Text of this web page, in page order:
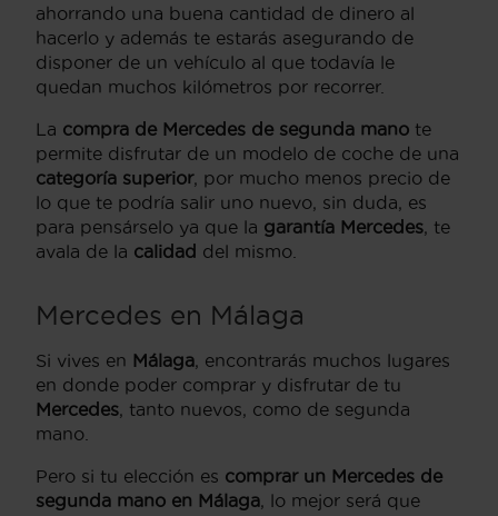
ahorrando una buena cantidad de dinero al
hacerlo y además te estarás asegurando de
disponer de un vehículo al que todavía le
quedan muchos kilómetros por recorrer.
La compra de Mercedes de segunda mano te
permite disfrutar de un modelo de coche de una
categoría superior, por mucho menos precio de
lo que te podría salir uno nuevo, sin duda, es
para pensárselo ya que la garantía Mercedes , te
avala de la calidad del mismo.
Mercedes en Málaga
Si vives en Málaga , encontrarás muchos lugares
en donde poder comprar y disfrutar de tu
Mercedes , tanto nuevos, como de segunda
mano.
Pero si tu elección es comprar un Mercedes de
segunda mano en Málaga , lo mejor será que